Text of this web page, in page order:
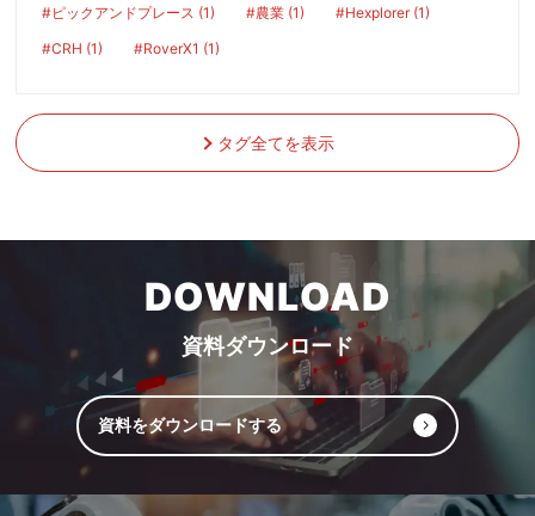
#ピックアンドプレース (1)
#農業 (1)
#Hexplorer (1)
#CRH (1)
#RoverX1 (1)
タグ全てを表示
DOWNLOAD
資料ダウンロード
資料をダウンロードする